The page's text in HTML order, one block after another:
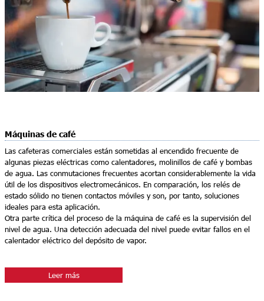
Máquinas de café
Las cafeteras comerciales están sometidas al encendido frecuente de
algunas piezas eléctricas como calentadores, molinillos de café y bombas
de agua. Las conmutaciones frecuentes acortan considerablemente la vida
útil de los dispositivos electromecánicos. En comparación, los relés de
estado sólido no tienen contactos móviles y son, por tanto, soluciones
ideales para esta aplicación.
Otra parte crítica del proceso de la máquina de café es la supervisión del
nivel de agua. Una detección adecuada del nivel puede evitar fallos en el
calentador eléctrico del depósito de vapor.
Leer más